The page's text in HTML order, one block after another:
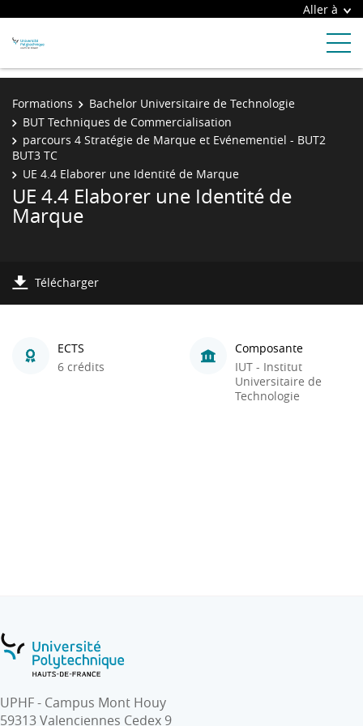
Aller à
Formations
Bachelor Universitaire de Technologie
BUT Techniques de Commercialisation
parcours 4 Stratégie de Marque et Evénementiel - BUT2
BUT3 TC
UE 4.4 Elaborer une Identité de Marque
UE 4.4 Elaborer une Identité de
Marque
Télécharger
ECTS
6 crédits
Composante
IUT - Institut
Universitaire de
Technologie
UPHF - Campus Mont Houy
59313 Valenciennes Cedex 9